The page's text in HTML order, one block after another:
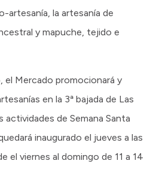
artesanía, la artesanía de
y mapuche, tejido e
el Mercado promocionará y
en la 3ª bajada de Las
actividades de Semana Santa
inaugurado el jueves a las
el viernes al domingo de 11 a 14